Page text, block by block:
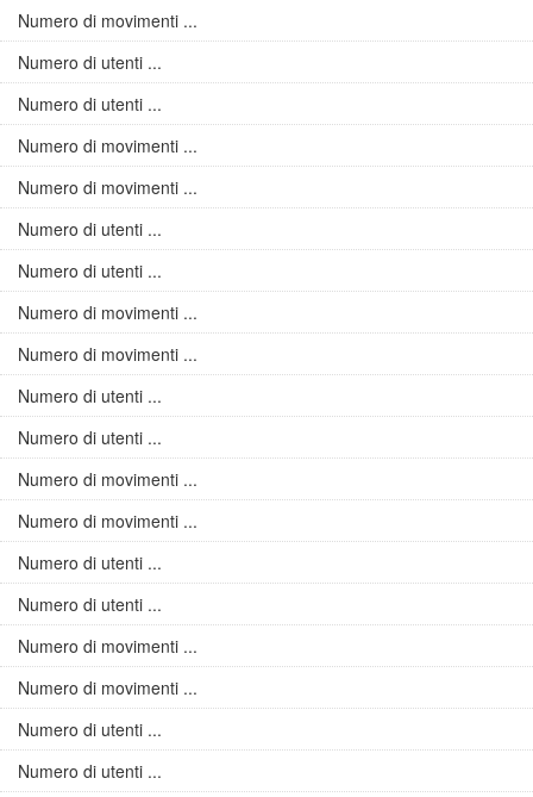
Numero di movimenti ...
Numero di utenti ...
Numero di utenti ...
Numero di movimenti ...
Numero di movimenti ...
Numero di utenti ...
Numero di utenti ...
Numero di movimenti ...
Numero di movimenti ...
Numero di utenti ...
Numero di utenti ...
Numero di movimenti ...
Numero di movimenti ...
Numero di utenti ...
Numero di utenti ...
Numero di movimenti ...
Numero di movimenti ...
Numero di utenti ...
Numero di utenti ...